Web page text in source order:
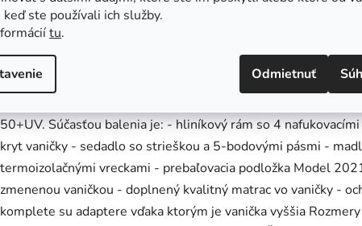
keď ste používali ich služby.
tu.
Odmietnuť
často cítia bezpečne, keď vidia svojich rodičov počas
svet. Opierka na nohy, operadlo, strieška a popruhy sú plne
potrebám dieťaťa. Operadlo sa dá nastaviť do polohy uplného
okná a zabudovanú sieť proti komárom. Čo je pre rodičov
Ľahko odnímateľné madlo potiahnuté ekokožou. Kočík je
50+UV. Súčasťou balenia je: - hliníkový rám so 4
kryt vaničky - sedadlo so strieškou a 5-bodovými pásmi -
termoizolačnými vreckami - prebaľovacia podložka Model
zmenenou vaničkou - doplnený kvalitný matrac vo vaničky -
komplete su adaptere vďaka ktorým je vanička vyššia